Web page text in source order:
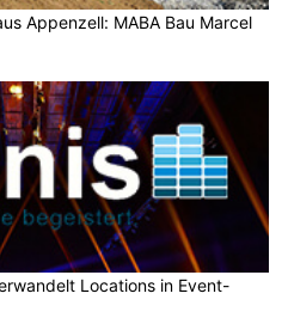
Appenzell: MABA Bau Marcel
Locations in Event-